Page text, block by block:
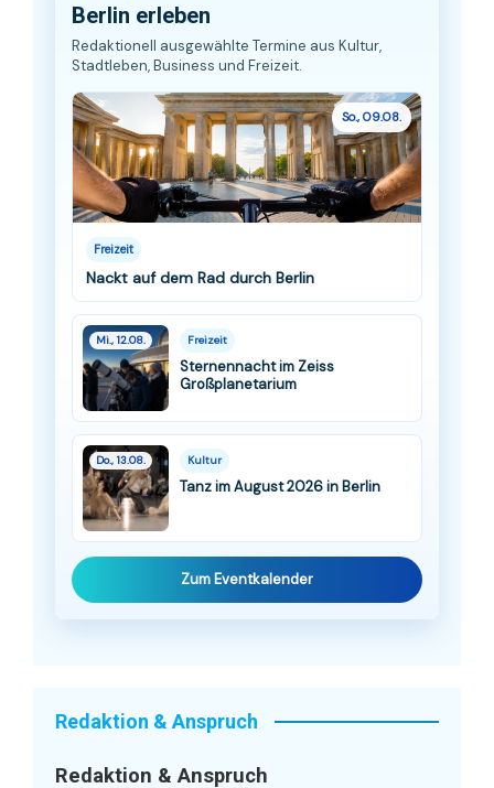
Berlin erleben
Redaktionell ausgewählte Termine aus Kultur,
Stadtleben, Business und Freizeit.
So., 09.08.
Freizeit
Nackt auf dem Rad durch Berlin
Mi., 12.08. Freizeit
Sternennacht im Zeiss
Großplanetarium
Do., 13.08. Kultur
Tanz im August 2026 in Berlin
Zum Eventkalender
Redaktion & Anspruch
Redaktion & Anspruch